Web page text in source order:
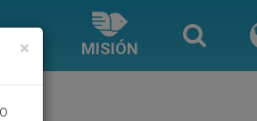
MISIÓN
×